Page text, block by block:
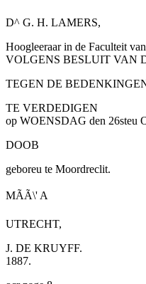
D^ G. H. LAMERS,
Hoogleeraar in de Faculteit
VOLGENS BESLUIT VAN
TEGEN DE
TE VERDEDIGEN
op WOENSDAG den 26steu
DOOB
geboreu te Moordreclit.
MÃÃ\' A
UTRECHT,
J. DE KRUYFF.
1887.